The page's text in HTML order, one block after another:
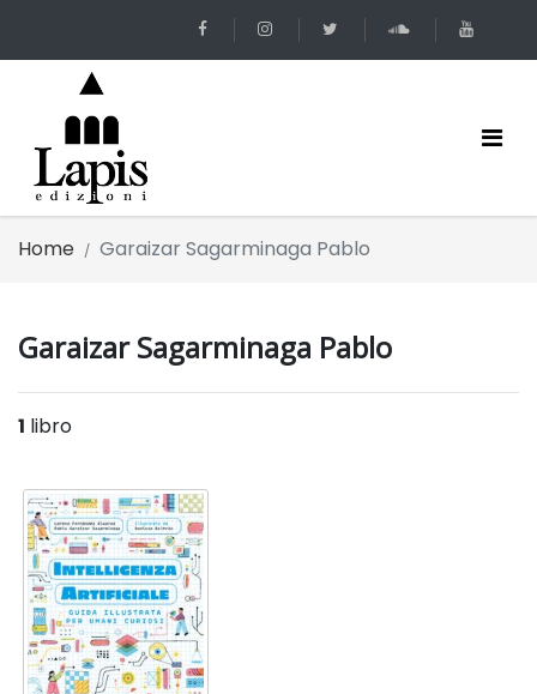
Home Garaizar Sagarminaga Pablo
Garaizar Sagarminaga Pablo
1 libro